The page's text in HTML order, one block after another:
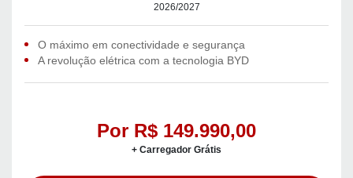
2026/2027
O máximo em conectividade e segurança
A revolução elétrica com a tecnologia BYD
Por R$ 149.990,00
+ Carregador Grátis